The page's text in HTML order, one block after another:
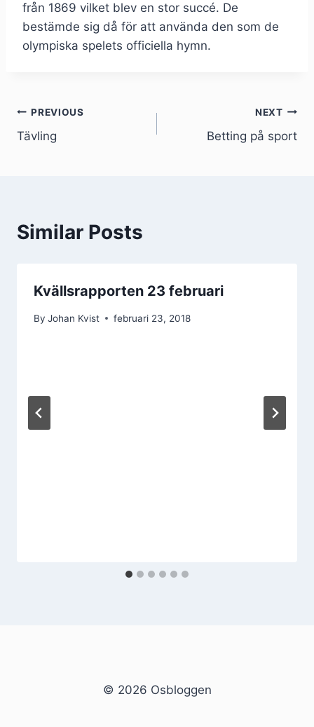
från 1869 vilket blev en stor succé. De
bestämde sig då för att använda den som de
olympiska spelets officiella hymn.
Inläggsnavigering
PREVIOUS
Tävling
NEXT
Betting på sport
Similar Posts
Kvällsrapporten 23 februari
By Johan Kvist februari 23, 2018
© 2026 Osbloggen